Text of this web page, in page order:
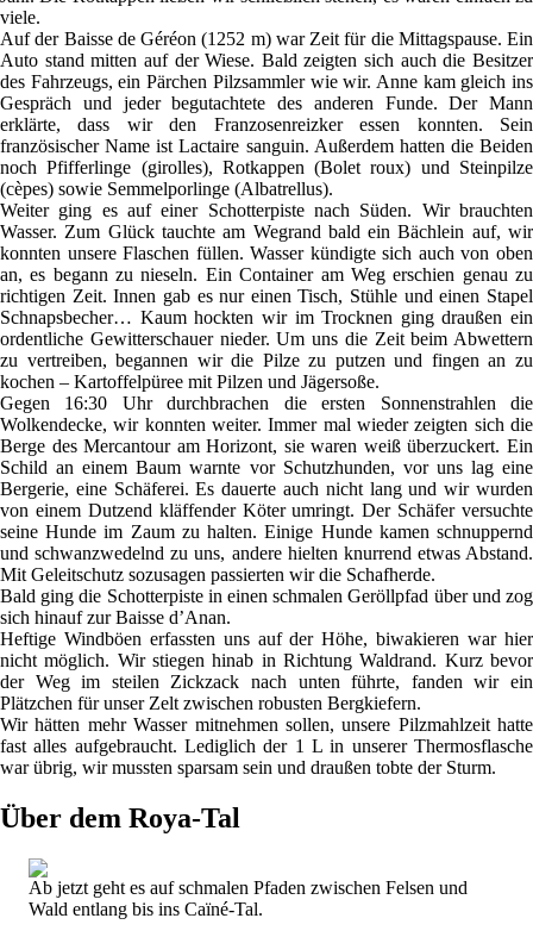
viele.
Auf der Baisse de Géréon (1252 m) war Zeit für die Mittagspause. Ein
Auto stand mitten auf der Wiese. Bald zeigten sich auch die Besitzer
des Fahrzeugs, ein Pärchen Pilzsammler wie wir. Anne kam gleich ins
Gespräch und jeder begutachtete des anderen Funde. Der Mann
erklärte, dass wir den Franzosenreizker essen konnten. Sein
französischer Name ist Lactaire sanguin. Außerdem hatten die Beiden
noch Pfifferlinge (girolles), Rotkappen (Bolet roux) und Steinpilze
(cèpes) sowie Semmelporlinge (Albatrellus).
Weiter ging es auf einer Schotterpiste nach Süden. Wir brauchten
Wasser. Zum Glück tauchte am Wegrand bald ein Bächlein auf, wir
konnten unsere Flaschen füllen. Wasser kündigte sich auch von oben
an, es begann zu nieseln. Ein Container am Weg erschien genau zu
richtigen Zeit. Innen gab es nur einen Tisch, Stühle und einen Stapel
Schnapsbecher… Kaum hockten wir im Trocknen ging draußen ein
ordentliche Gewitterschauer nieder. Um uns die Zeit beim Abwettern
zu vertreiben, begannen wir die Pilze zu putzen und fingen an zu
kochen – Kartoffelpüree mit Pilzen und Jägersoße.
Gegen 16:30 Uhr durchbrachen die ersten Sonnenstrahlen die
Wolkendecke, wir konnten weiter. Immer mal wieder zeigten sich die
Berge des Mercantour am Horizont, sie waren weiß überzuckert. Ein
Schild an einem Baum warnte vor Schutzhunden, vor uns lag eine
Bergerie, eine Schäferei. Es dauerte auch nicht lang und wir wurden
von einem Dutzend kläffender Köter umringt. Der Schäfer versuchte
seine Hunde im Zaum zu halten. Einige Hunde kamen schnuppernd
und schwanzwedelnd zu uns, andere hielten knurrend etwas Abstand.
Mit Geleitschutz sozusagen passierten wir die Schafherde.
Bald ging die Schotterpiste in einen schmalen Geröllpfad über und zog
sich hinauf zur Baisse d’Anan.
Heftige Windböen erfassten uns auf der Höhe, biwakieren war hier
nicht möglich. Wir stiegen hinab in Richtung Waldrand. Kurz bevor
der Weg im steilen Zickzack nach unten führte, fanden wir ein
Plätzchen für unser Zelt zwischen robusten Bergkiefern.
Wir hätten mehr Wasser mitnehmen sollen, unsere Pilzmahlzeit hatte
fast alles aufgebraucht. Lediglich der 1 L in unserer Thermosflasche
war übrig, wir mussten sparsam sein und draußen tobte der Sturm.
Über dem Roya-Tal
Ab jetzt geht es auf schmalen Pfaden zwischen Felsen und
Wald entlang bis ins Caïné-Tal.